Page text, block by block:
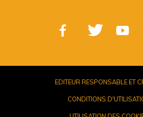
EDITEUR RESPONSABLE ET
CONDITIONS